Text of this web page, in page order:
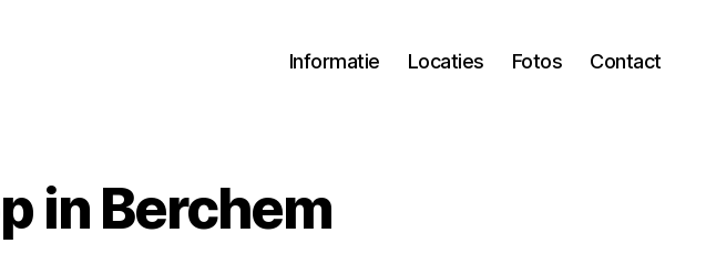
Informatie Locaties Fotos Contact
in Berchem